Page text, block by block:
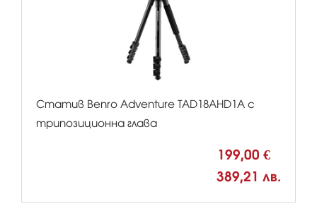
Статив Benro Adventure TAD18AHD1A с
трипозиционна глава
199,00 €
389,21 лв.